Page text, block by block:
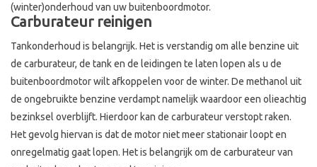
(winter)onderhoud van uw buitenboordmotor.
Carburateur reinigen
Tankonderhoud is belangrijk. Het is verstandig om alle benzine uit
de carburateur, de tank en de leidingen te laten lopen als u de
buitenboordmotor wilt afkoppelen voor de winter. De methanol uit
de ongebruikte benzine verdampt namelijk waardoor een olieachtig
bezinksel overblijft. Hierdoor kan de carburateur verstopt raken.
Het gevolg hiervan is dat de motor niet meer stationair loopt en
onregelmatig gaat lopen. Het is belangrijk om de carburateur van